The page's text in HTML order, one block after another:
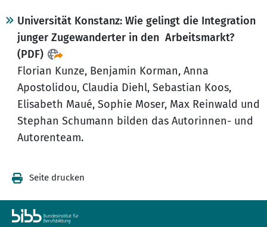
Universität Konstanz: Wie gelingt die Integration
junger Zugewanderter in den Arbeitsmarkt?
(PDF)
Florian Kunze, Benjamin Korman, Anna
Apostolidou, Claudia Diehl, Sebastian Koos,
Elisabeth Maué, Sophie Moser, Max Reinwald und
Stephan Schumann bilden das Autorinnen- und
Autorenteam.
Seite drucken